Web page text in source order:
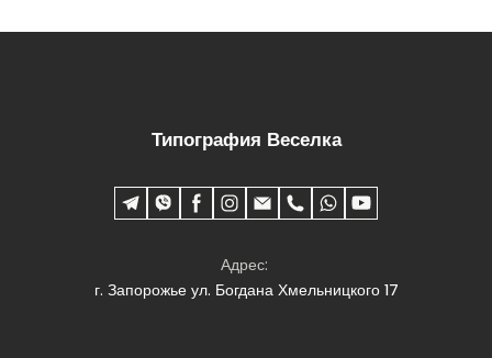
Типография Веселка
Адрес:
г. Запорожье ул. Богдана Хмельницкого 17